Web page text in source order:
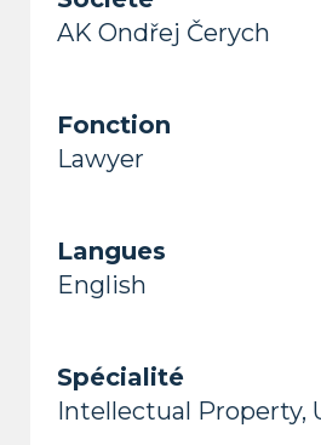
AK Ondřej Čerych
Fonction
Lawyer
Langues
English
Spécialité
Intellectual Property,